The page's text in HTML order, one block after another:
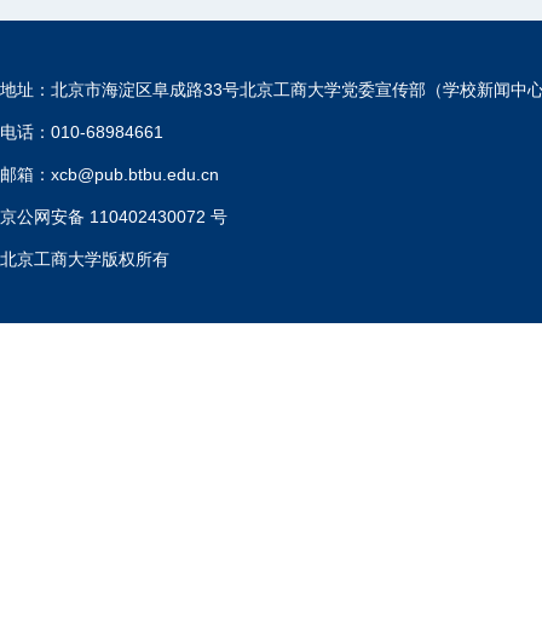
地址：北京市海淀区阜成路33号北京工商大学党委宣传部（学校新闻中
电话：010-68984661
邮箱：xcb@pub.btbu.edu.cn
京公网安备 110402430072 号
北京工商大学版权所有